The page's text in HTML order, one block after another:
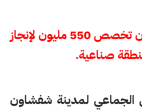
جماعة شفشاون تخصص 550 مليون لإنجاز
صناعية.
لمدينة شفشاون